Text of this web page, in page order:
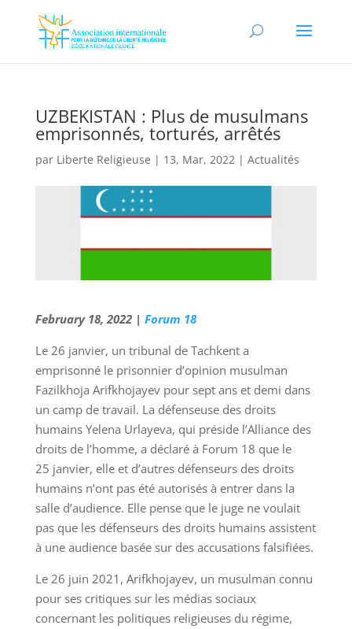
UZBEKISTAN : Plus de musulmans
emprisonnés, torturés, arrêtés
par Liberte Religieuse | 13, Mar, 2022| Actualités
February 18, 2022 | Forum 18
Le 26 janvier, un tribunal de Tachkent a
emprisonné le prisonnier d’opinion musulman
Fazilkhoja Arifkhojayev pour sept ans et demi dans
un camp de travail. La défenseuse des droits
humains Yelena Urlayeva, qui préside l’Alliance des
droits de l’homme, a déclaré à Forum 18 que le
25 janvier, elle et d’autres défenseurs des droits
humains n’ont pas été autorisés à entrer dans la
salle d’audience. Elle pense que le juge ne voulait
pas que les défenseurs des droits humains assistent
à une audience basée sur des accusations falsifiées.
Le 26 juin 2021, Arifkhojayev, un musulman connu
pour ses critiques sur les médias sociaux
concernant les politiques religieuses du régime,